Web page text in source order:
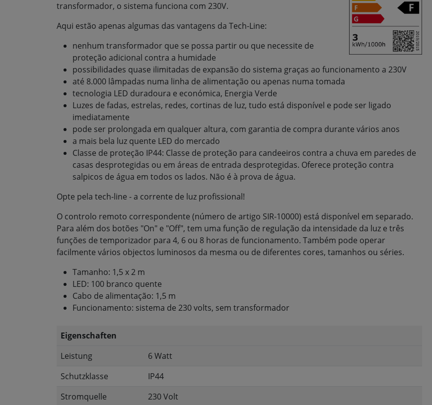
transformador, o sistema funciona com 230V.
Aqui estão apenas algumas das vantagens da Tech-Line:
nenhum transformador que se possa partir ou que necessite de
proteção adicional contra a humidade
possibilidades quase ilimitadas de expansão do sistema graças ao funcionamento a 230V
até 8.000 lâmpadas numa linha de alimentação ou apenas numa tomada
tecnologia LED duradoura e económica, Energia Verde
Luzes de fadas, estrelas, redes, cortinas de luz, tudo está disponível e pode ser ligado
imediatamente
pode ser prolongada em qualquer altura, com garantia de compra durante vários anos
a mais bela luz quente LED do mercado
Classe de proteção IP44: Classe de proteção para candeeiros contra a chuva em paredes de
casas desprotegidas ou em áreas de entrada desprotegidas. Oferece proteção contra
salpicos de água em todos os lados. Não é à prova de água.
Opte pela tech-line - a corrente de luz profissional!
O controlo remoto correspondente (número de artigo SIR-10000) está disponível em separado.
Para além dos botões "On" e "Off", tem uma função de regulação da intensidade da luz e três
funções de temporizador para 4, 6 ou 8 horas de funcionamento. Também pode operar
facilmente vários objectos luminosos da mesma ou de diferentes cores, tamanhos ou séries.
Tamanho: 1,5 x 2 m
LED: 100 branco quente
Cabo de alimentação: 1,5 m
Funcionamento: sistema de 230 volts, sem transformador
Eigenschaften
Leistung
6 Watt
Schutzklasse
IP44
Stromquelle
230 Volt